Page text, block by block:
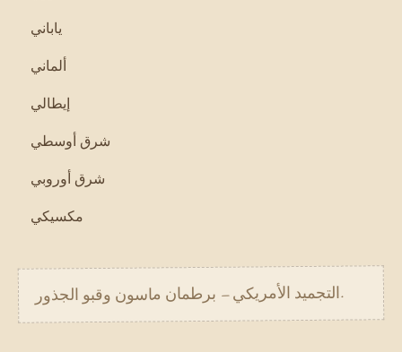
ياباني
ألماني
إيطالي
شرق أوسطي
شرق أوروبي
مكسيكي
التجميد الأمريكي — برطمان ماسون وقبو الجذور.